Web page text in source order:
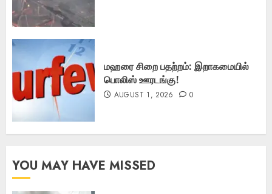
மஹரை சிறை பதற்றம்: இறாகமையில்
பொலிஸ் ஊரடங்கு!
AUGUST 1, 2026 0
YOU MAY HAVE MISSED